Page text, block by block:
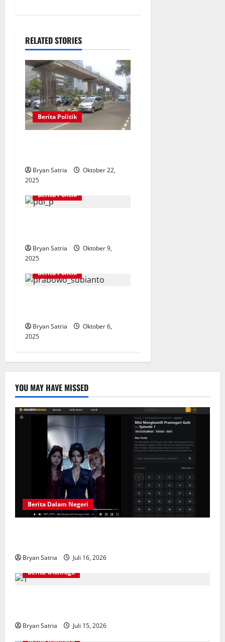
v
i
g
a
t
o
n
RELATED STORIES
Berita Politik
Bryan Satria
Oktober 22,
2025
Berita Politik
Bryan Satria
Oktober 9,
2025
Berita Politik
Bryan Satria
Oktober 6,
2025
YOU MAY HAVE MISSED
Berita Dalam Negeri
Bryan Satria
Juli 16, 2026
Berita Olahraga
Bryan Satria
Juli 15, 2026
Berita Olahraga